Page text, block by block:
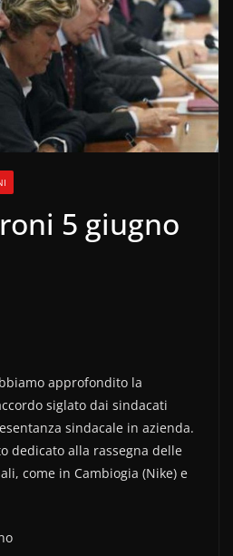
5 giugno
approfondito la
siglato dai sindacati
sindacale in azienda.
dedicato alla rassegna delle
come in Cambiogia (Nike) e